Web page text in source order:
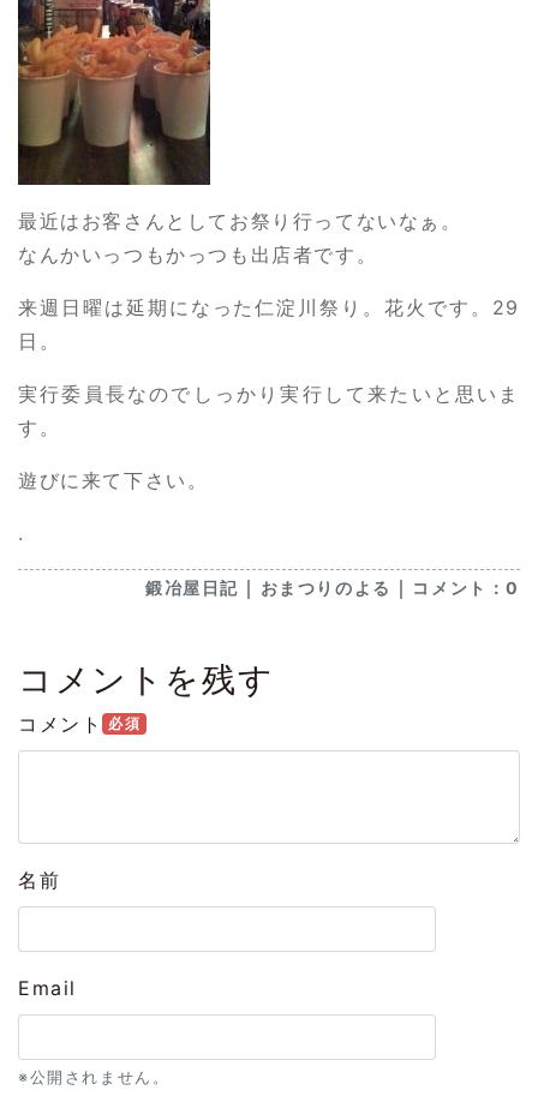
最近はお客さんとしてお祭り行ってないなぁ。
なんかいっつもかっつも出店者です。
来週日曜は延期になった仁淀川祭り。花火です。29
日。
実行委員長なのでしっかり実行して来たいと思いま
す。
遊びに来て下さい。
.
鍛冶屋日記 ｜ おまつりのよる ｜ コメント：0
コメントを残す
コメント 必須
名前
Email
※公開されません。